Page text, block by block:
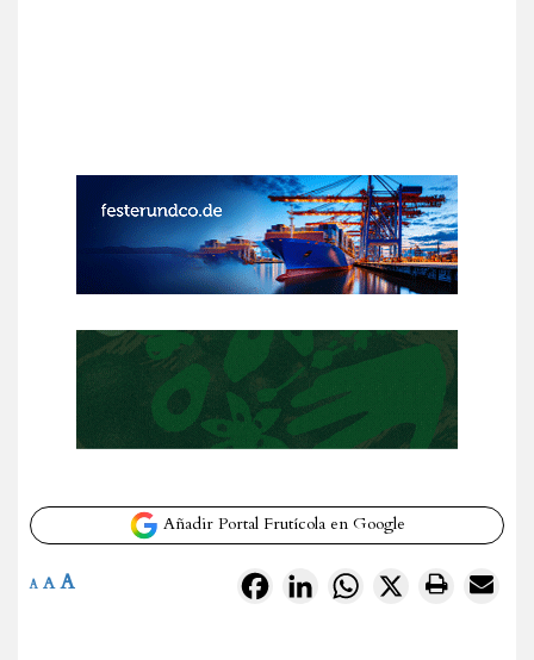
Añadir Portal Frutícola en Google
FacebookLinkedInWhatsApp
X
A A A